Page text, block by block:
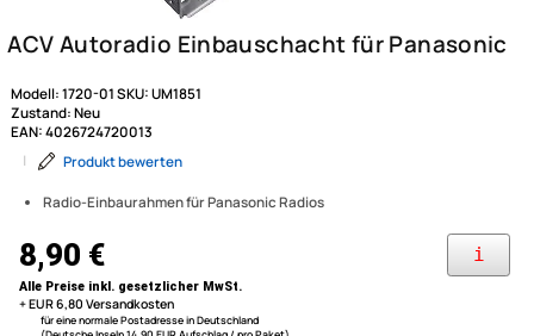
Radio-Einbaurahmen für Panasonic Radios
Modell: 1720-01 SKU:UM1851
Zustand: Neu
|
Produkt bewerten